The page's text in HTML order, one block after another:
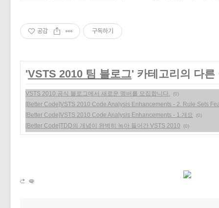
공감 구독하기
'VSTS 2010 팀 블로그' 카테고리의 다른
VSTS 2010 공식 블로그에서 새로운 멤버를 모집합니다. (0)
[Better Code]VSTS 2010 Code Analysis Enhancements - 2. Rule Sets
[Better Code]VSTS 2010 Code Analysis Enhancements - 1.개요
(0)
[Better Code]TDD의 개념이 완벽히 녹아 들어간 VSTS 2010 (0)